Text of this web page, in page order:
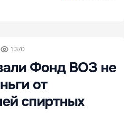
1 370
Фонд ВОЗ не
от
спиртных